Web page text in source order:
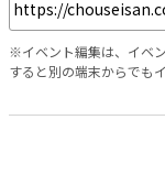
※イベント編集は、イベ
すると別の端末からでも